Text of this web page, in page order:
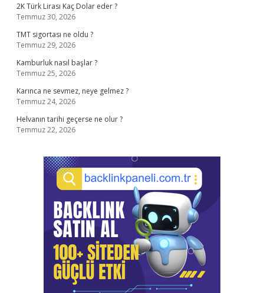
2K Türk Lirası Kaç Dolar eder ?
Temmuz 30, 2026
TMT sigortası ne oldu ?
Temmuz 29, 2026
Kamburluk nasıl başlar ?
Temmuz 25, 2026
Karınca ne sevmez, neye gelmez ?
Temmuz 24, 2026
Helvanın tarihi geçerse ne olur ?
Temmuz 22, 2026